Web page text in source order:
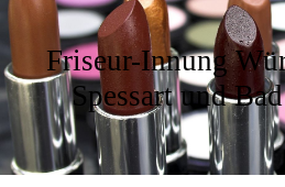
Friseur-Innung
Spessart und